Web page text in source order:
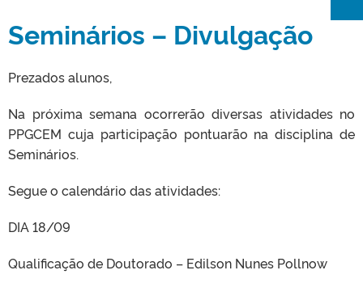
TELEFONES
Seminários – Divulgação
Prezados alunos,
Na próxima semana ocorrerão diversas atividades no
PPGCEM cuja participação pontuarão na disciplina de
Seminários.
Segue o calendário das atividades:
DIA 18/09
Qualificação de Doutorado – Edilson Nunes Pollnow